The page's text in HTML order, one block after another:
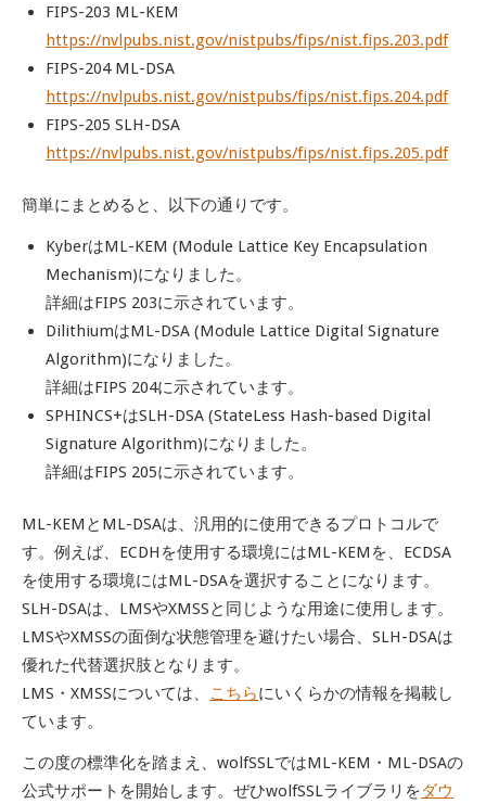
FIPS-203 ML-KEM
https://nvlpubs.nist.gov/nistpubs/fips/nist.fips.203.pdf
FIPS-204 ML-DSA
https://nvlpubs.nist.gov/nistpubs/fips/nist.fips.204.pdf
FIPS-205 SLH-DSA
https://nvlpubs.nist.gov/nistpubs/fips/nist.fips.205.pdf
簡単にまとめると、以下の通りです。
KyberはML-KEM (Module Lattice Key Encapsulation
Mechanism)になりました。
詳細はFIPS 203に示されています。
DilithiumはML-DSA (Module Lattice Digital Signature
Algorithm)になりました。
詳細はFIPS 204に示されています。
SPHINCS+はSLH-DSA (StateLess Hash-based Digital
Signature Algorithm)になりました。
詳細はFIPS 205に示されています。
ML-KEMとML-DSAは、汎用的に使用できるプロトコルで
す。例えば、ECDHを使用する環境にはML-KEMを、ECDSA
を使用する環境にはML-DSAを選択することになります。
SLH-DSAは、LMSやXMSSと同じような用途に使用します。
LMSやXMSSの面倒な状態管理を避けたい場合、SLH-DSAは
優れた代替選択肢となります。
LMS・XMSSについては、
こちらにいくらかの情報を掲載し
ています。
この度の標準化を踏まえ、wolfSSLではML-KEM・ML-DSAの
公式サポートを開始します。ぜひwolfSSLライブラリをダウ